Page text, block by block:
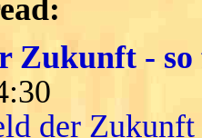
Zukunft -
der